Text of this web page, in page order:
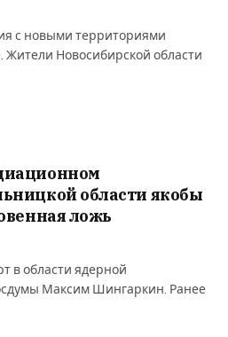
с новыми территориями
Жители Новосибирской области
области якобы
ложь
в области ядерной
Максим Шингаркин. Ранее